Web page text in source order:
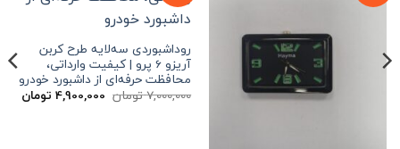
روداشبوردی سه‌لایه طرح کربن
آریزو 6 پرو | کیفیت وارداتی،
محافظت حرفه‌ای از داشبورد خودرو
7,000,000تومان قیمت
اصلی
4,900,000 تومان